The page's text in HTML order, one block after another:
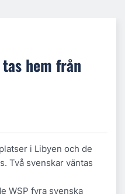
hem från
i Libyen och de
Två svenskar väntas
WSP fyra svenska